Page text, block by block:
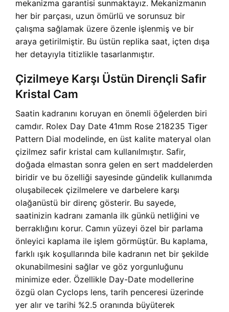
mekanizma garantisi sunmaktayız. Mekanizmanın
her bir parçası, uzun ömürlü ve sorunsuz bir
çalışma sağlamak üzere özenle işlenmiş ve bir
araya getirilmiştir. Bu üstün replika saat, içten dışa
her detayıyla titizlikle tasarlanmıştır.
Çizilmeye Karşı Üstün Dirençli Safir
Kristal Cam
Saatin kadranını koruyan en önemli öğelerden biri
camdır. Rolex Day Date 41mm Rose 218235 Tiger
Pattern Dial modelinde, en üst kalite materyal olan
çizilmez safir kristal cam kullanılmıştır. Safir,
doğada elmastan sonra gelen en sert maddelerden
biridir ve bu özelliği sayesinde gündelik kullanımda
oluşabilecek çizilmelere ve darbelere karşı
olağanüstü bir direnç gösterir. Bu sayede,
saatinizin kadranı zamanla ilk günkü netliğini ve
berraklığını korur. Camın yüzeyi özel bir parlama
önleyici kaplama ile işlem görmüştür. Bu kaplama,
farklı ışık koşullarında bile kadranın net bir şekilde
okunabilmesini sağlar ve göz yorgunluğunu
minimize eder. Özellikle Day-Date modellerine
özgü olan Cyclops lens, tarih penceresi üzerinde
yer alır ve tarihi %2.5 oranında büyüterek